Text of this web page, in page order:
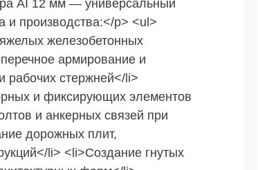
АI 12 мм — универсальный
и производства:</p> <ul>
железобетонных
армирование и
рабочих стержней</li>
и фиксирующих элементов
и анкерных связей при
дорожных плит,
li> <li>Создание гнутых